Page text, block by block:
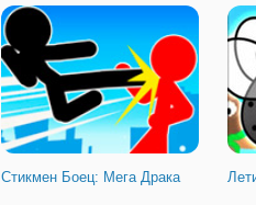
Стикмен Боец: Мега Драка